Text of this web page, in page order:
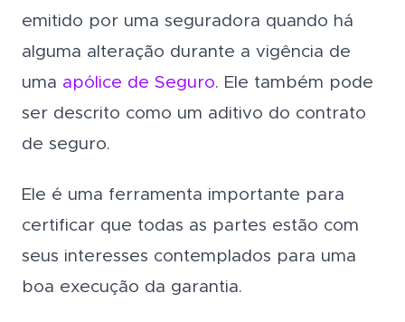
emitido por uma seguradora quando há
alguma alteração durante a vigência de
uma apólice de Seguro. Ele também pode
ser descrito como um aditivo do contrato
de seguro.
Ele é uma ferramenta importante para
certificar que todas as partes estão com
seus interesses contemplados para uma
boa execução da garantia.